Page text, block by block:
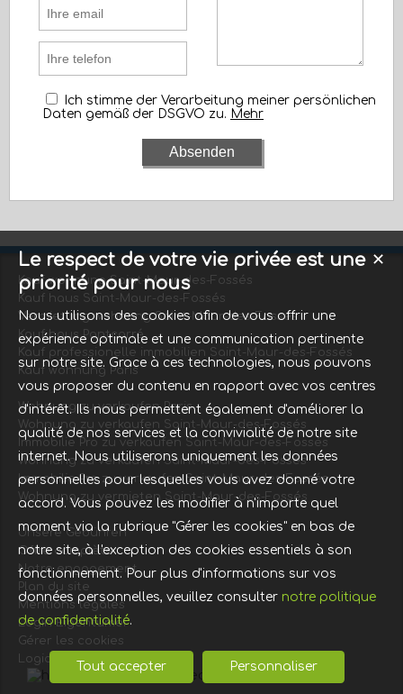
Ich stimme der Verarbeitung meiner persönlichen
Daten gemäß der DSGVO zu. Mehr
Kauf wohnung Saint-Maur-des-Fossés
Kauf haus Saint-Maur-des-Fossés
Vermietung wohnung Saint-Maur-des-Fossés
Kauf haus Pontcarré
Kauf professionelle immobilien Saint-Maur-des-Fossés
Kauf wohnung Paris
Wohnung zu verkaufen Paris
Wohnung zu verkaufen Saint-Maur-des-Fossés
Immobilie Pro zu verkaufen Saint-Maur-des-Fossés
Wohnung zu verkaufen Saint-Maur-des-Fossés
Immobilie Pro zu verkaufen Saint-Maur-des-Fossés
Wohnung zu vermieten Saint-Maur-des-Fossés
Unsere Gebühren
Offre complète
Notre engagement
Plan du site
Mentions légales
Login Eigentümer
Gérer les cookies
Logiciel de transaction
✕
Le respect de votre vie privée est une
priorité pour nous
Nous utilisons des cookies afin de vous offrir une
expérience optimale et une communication pertinente
sur notre site. Grace à ces technologies, nous pouvons
vous proposer du contenu en rapport avec vos centres
d'intérêt. Ils nous permettent également d'améliorer la
qualité de nos services et la convivialité de notre site
internet. Nous utiliserons uniquement les données
personnelles pour lesquelles vous avez donné votre
accord. Vous pouvez les modifier à n'importe quel
moment via la rubrique "Gérer les cookies" en bas de
notre site, à l'exception des cookies essentiels à son
fonctionnement. Pour plus d'informations sur vos
données personnelles, veuillez consulter notre politique
de confidentialité.
Tout accepter Personnaliser